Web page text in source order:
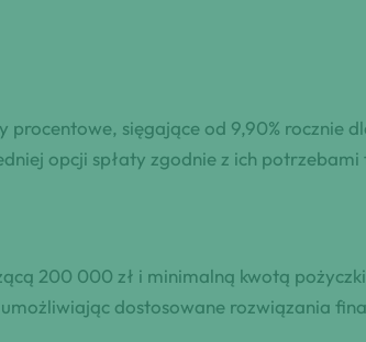
sięgające od 9,90% rocznie
opcji spłaty zgodnie z ich potrzebami
200 000 zł i minimalną kwotą
dostosowane rozwiązania